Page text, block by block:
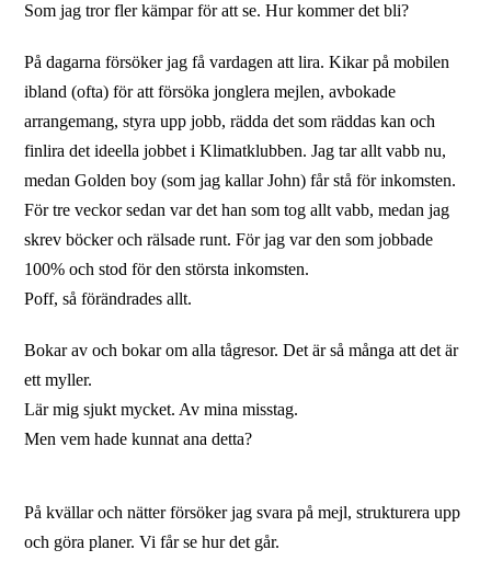
Som jag tror fler kämpar för att se. Hur kommer det bli?
På dagarna försöker jag få vardagen att lira. Kikar på mobilen
ibland (ofta) för att försöka jonglera mejlen, avbokade
arrangemang, styra upp jobb, rädda det som räddas kan och
finlira det ideella jobbet i Klimatklubben. Jag tar allt vabb nu,
medan Golden boy (som jag kallar John) får stå för inkomsten.
För tre veckor sedan var det han som tog allt vabb, medan jag
skrev böcker och rälsade runt. För jag var den som jobbade
100% och stod för den största inkomsten.
Poff, så förändrades allt.
Bokar av och bokar om alla tågresor. Det är så många att det är
ett myller.
Lär mig sjukt mycket. Av mina misstag.
Men vem hade kunnat ana detta?
På kvällar och nätter försöker jag svara på mejl, strukturera upp
och göra planer. Vi får se hur det går.